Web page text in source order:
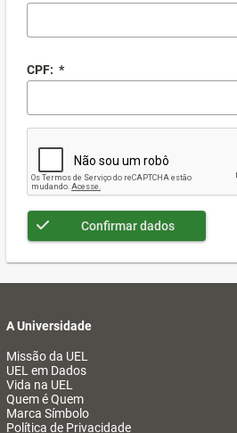
CPF: *
Confirmar dados
A Universidade
Missão da UEL
UEL em Dados
Vida na UEL
Quem é Quem
Marca Símbolo
Política de Privacidade